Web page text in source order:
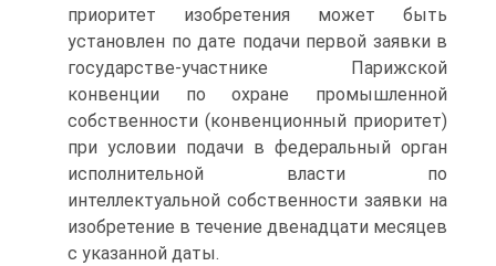
приоритет изобретения может быть
установлен по дате подачи первой заявки в
государстве-участнике Парижской
конвенции по охране промышленной
собственности (конвенционный приоритет)
при условии подачи в федеральный орган
исполнительной власти по
интеллектуальной собственности заявки на
изобретение в течение двенадцати месяцев
с указанной даты.